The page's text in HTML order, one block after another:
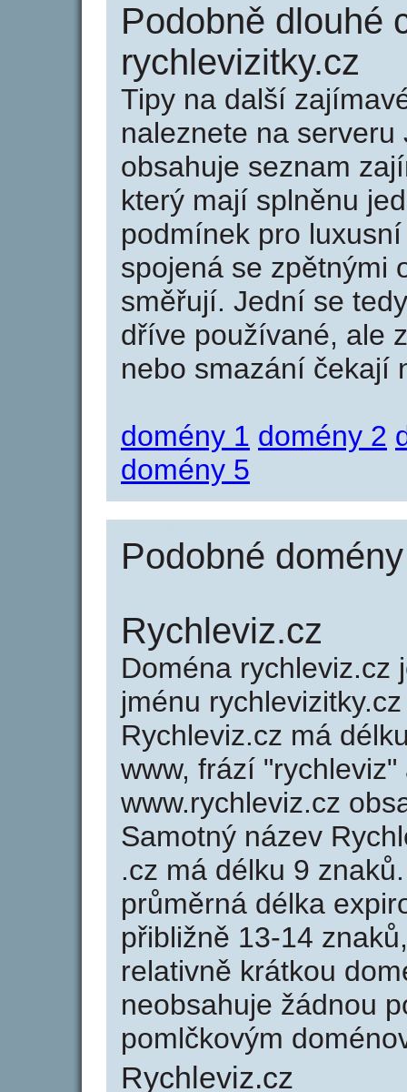
Podobně dlouhé
rychlevizitky.cz
Tipy na další
naleznete na serveru
obsahuje seznam
který mají splněnu
podmínek pro
spojená se zpětnými
směřují. Jední se
dříve používané, ale
nebo smazání čekají
domény 1 domény 2
domény 5
Podobné
Rychleviz.cz
Doména rychleviz.cz
jménu
Rychleviz.cz má
www, frází
www.rychleviz.cz
Samotný název
.cz má délku 9
průměrná délka
přibližně 13-14
relativně krátkou
neobsahuje žádnou
pomlčkovým
Rychleviz.cz